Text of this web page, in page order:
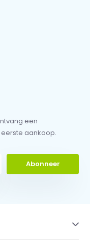
een
aankoop.
Abonneer